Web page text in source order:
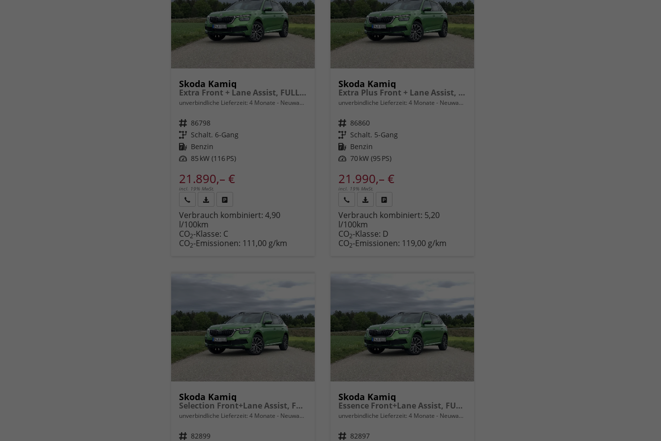
Skoda Kamiq
Extra Front + Lane Assist, FULL LED vorn, virtuelles Cockpit, manuelle Klima, Parksensoren hinten, ISOFIX, el. Fensterheber vorn uvm.
unverbindliche Lieferzeit: 4 Monate Neuwagen
Fahrzeugnr. 86798
Getriebe Schalt. 6-Gang
Kraftstoff Benzin
Leistung 85 kW (116 PS)
21.890,– €
incl. 19% MwSt.
anfordernDatei,
Fahrzeugexposé
drucken
drucken,
oder
vergleichen
Verbrauch kombiniert: 4,90
l/100km
CO2-Klasse: C
CO2-Emissionen: 111,00 g/km
Skoda Kamiq
Extra Plus Front + Lane Assist, FULL LED, virtuelles Cockpit, Climatronic, Parksensoren, Rückfahrkamera, ISOFIX, el. Fensterheber, Tempomat, Sitzhzg. uvm.
unverbindliche Lieferzeit: 4 Monate Neuwagen
Fahrzeugnr. 86860
Getriebe Schalt. 5-Gang
Kraftstoff Benzin
Leistung 70 kW (95 PS)
21.990,– €
incl. 19% MwSt.
anfordernDatei,
Fahrzeugexposé
drucken
drucken,
oder
vergleichen
Verbrauch kombiniert: 5,20
l/100km
CO2-Klasse: D
CO2-Emissionen: 119,00 g/km
Skoda Kamiq
Selection Front+Lane Assist, FULL LED, virtuelles Cockpit, , Climatronic, Parksensoren, ISOFIX, el. Fensterheber, Tempomat, Sitzhzg. uvm.
unverbindliche Lieferzeit: 4 Monate Neuwagen
Fahrzeugnr. 82899
Skoda Kamiq
Essence Front+Lane Assist, FULL LED, virtuelles Cockpit, , Klima, Parksensoren, ISOFIX, el. Fensterheber vorn uvm.
unverbindliche Lieferzeit: 4 Monate Neuwagen
Fahrzeugnr. 82897